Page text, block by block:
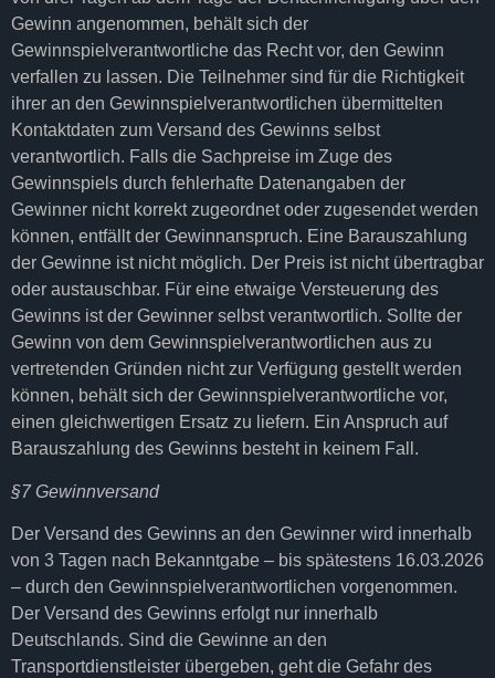
Gewinn angenommen, behält sich der
Gewinnspielverantwortliche das Recht vor, den Gewinn
verfallen zu lassen. Die Teilnehmer sind für die Richtigkeit
ihrer an den Gewinnspielverantwortlichen übermittelten
Kontaktdaten zum Versand des Gewinns selbst
verantwortlich. Falls die Sachpreise im Zuge des
Gewinnspiels durch fehlerhafte Datenangaben der
Gewinner nicht korrekt zugeordnet oder zugesendet werden
können, entfällt der Gewinnanspruch. Eine Barauszahlung
der Gewinne ist nicht möglich. Der Preis ist nicht übertragbar
oder austauschbar. Für eine etwaige Versteuerung des
Gewinns ist der Gewinner selbst verantwortlich. Sollte der
Gewinn von dem Gewinnspielverantwortlichen aus zu
vertretenden Gründen nicht zur Verfügung gestellt werden
können, behält sich der Gewinnspielverantwortliche vor,
einen gleichwertigen Ersatz zu liefern. Ein Anspruch auf
Barauszahlung des Gewinns besteht in keinem Fall.
§7 Gewinnversand
Der Versand des Gewinns an den Gewinner wird innerhalb
von 3 Tagen nach Bekanntgabe – bis spätestens 16.03.2026
– durch den Gewinnspielverantwortlichen vorgenommen.
Der Versand des Gewinns erfolgt nur innerhalb
Deutschlands. Sind die Gewinne an den
Transportdienstleister übergeben, geht die Gefahr des